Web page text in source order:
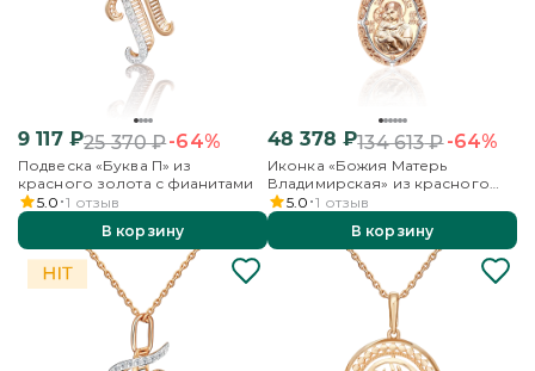
9 117₽25 370₽-64%
Подвеска «Буква П» из
красного золота с фианитами
5.0 1 отзыв
В корзину
48 378 ₽134 613₽-64%
Иконка «Божия Матерь
Владимирская» из красного
золота
5.0 1 отзыв
В корзину